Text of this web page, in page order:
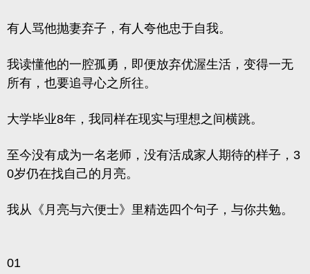
有人骂他抛妻弃子，有人夸他忠于自我。
我读懂他的一腔孤勇，即便放弃优渥生活，变得一无
所有，也要追寻心之所往。
大学毕业8年，我同样在现实与理想之间横跳。
至今没有成为一名老师，没有活成家人期待的样子，3
0岁仍在找自己的月亮。
我从《月亮与六便士》里精选四个句子，与你共勉。
01